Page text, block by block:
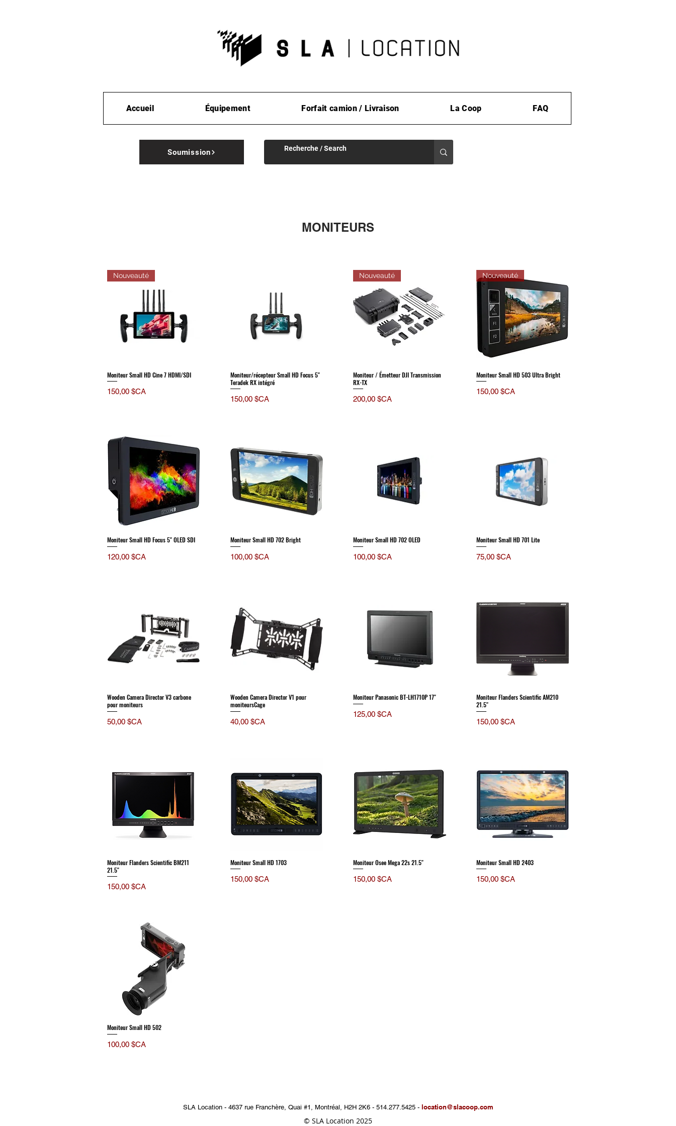
Accueil Équipement Forfait camion / Livraison La Coop FAQ
Soumission
MONITEURS
Nouveauté
Moniteur Small HD Cine 7 HDMI/SDI
Prix
150,00 $CA
Moniteur/récepteur Small HD Focus 5"
Teradek RX intégré
Prix
150,00 $CA
Nouveauté
Moniteur / Émetteur DJI Transmission
RX-TX
Prix
200,00 $CA
Nouveauté
Moniteur Small HD 503 Ultra Bright
Prix
150,00 $CA
Moniteur Small HD Focus 5" OLED SDI
Prix
120,00 $CA
Moniteur Small HD 702 Bright
Prix
100,00 $CA
Moniteur Small HD 702 OLED
Prix
100,00 $CA
Moniteur Small HD 701 Lite
Prix
75,00 $CA
Wooden Camera Director V3 carbone
pour moniteurs
Prix
50,00 $CA
Wooden Camera Director V1 pour
moniteursCage
Prix
40,00 $CA
Moniteur Panasonic BT-LH1710P 17''
Prix
125,00 $CA
Moniteur Flanders Scientific AM210
21.5''
Prix
150,00 $CA
Moniteur Flanders Scientific BM211
21.5''
Prix
150,00 $CA
Moniteur Small HD 1703
Prix
150,00 $CA
Moniteur Osee Mega 22s 21.5''
Prix
150,00 $CA
Moniteur Small HD 2403
Prix
150,00 $CA
Moniteur Small HD 502
Prix
100,00 $CA
SLA Location - 4637 rue Franchère, Quai #1, Montréal, H2H 2K6 - 514.277.5425 - location@slacoop.com
© SLA Location 2025